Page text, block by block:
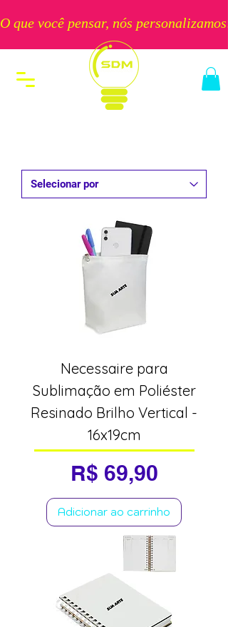
O que você pensar, nós personalizamos!
Necessaire para
Sublimação em Poliéster
Resinado Brilho Vertical -
16x19cm
Preço
R$ 69,90
Adicionar ao carrinho